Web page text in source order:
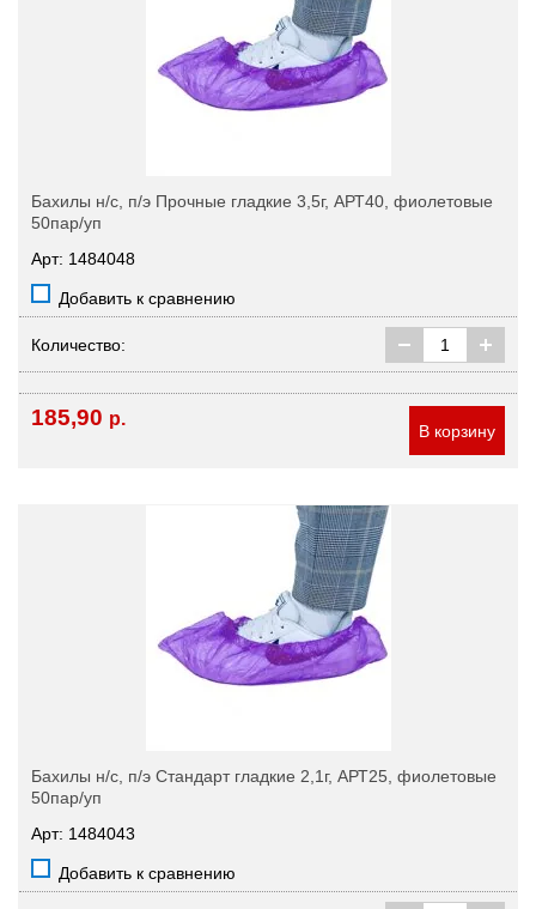
Бахилы н/с, п/э Прочные гладкие 3,5г, АРТ40, фиолетовые
50пар/уп
Арт: 1484048
Добавить к сравнению
Количество:
185,90 р.
В корзину
Бахилы н/с, п/э Стандарт гладкие 2,1г, АРТ25, фиолетовые
50пар/уп
Арт: 1484043
Добавить к сравнению